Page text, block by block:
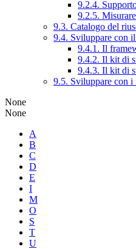
9.2.4.
9.2.5.
9.3. Catalogo del
9.4. Sviluppare con
9.4.1. Il
9.4.2. Il kit di
9.4.3. Il kit di
9.5. Sviluppare con
None
None
A
B
C
D
E
I
M
O
S
T
U